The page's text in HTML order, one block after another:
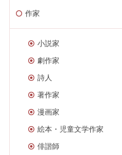
作家
小説家
劇作家
詩人
著作家
漫画家
絵本・児童文学作家
俳諧師